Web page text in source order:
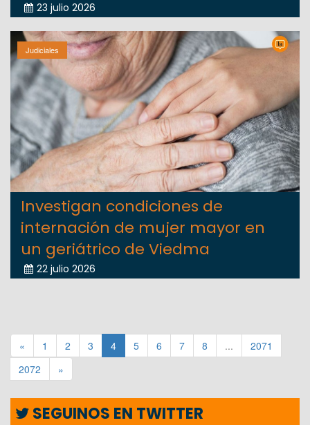
23 julio 2026
Judiciales
Investigan condiciones de
internación de mujer mayor en
un geriátrico de Viedma
22 julio 2026
« 1 2 3 4 5 6 7 8 ...
2071
2072
»
SEGUINOS EN TWITTER